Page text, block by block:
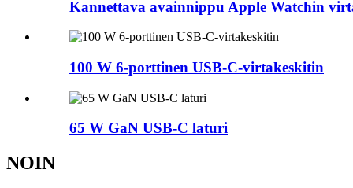
Kannettava avainnippu Apple Watchin
100 W 6-porttinen USB-C-virtakeskitin
65 W GaN USB-C laturi
NOIN